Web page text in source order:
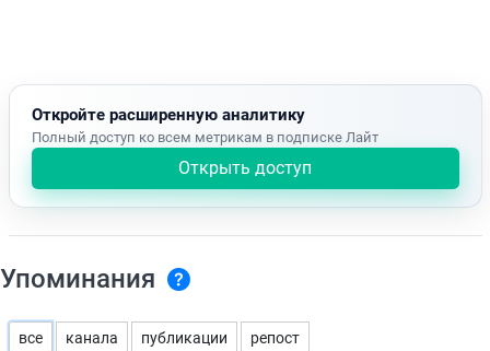
Откройте расширенную аналитику
Полный доступ ко всем метрикам в подписке Лайт
Открыть доступ
Упоминания
все канала публикации репост